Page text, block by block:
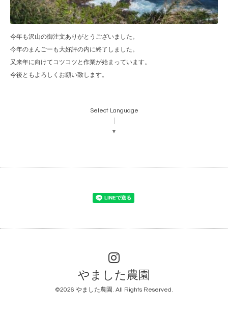
今年も沢山の御注文ありがとうございました。
今年のまんごーも大好評の内に終了しました。
又来年に向けてコツコツと作業が始まっています。
今後ともよろしくお願い致します。
Select Language
▼
やました農園
©2026 やました農園 . All Rights Reserved.